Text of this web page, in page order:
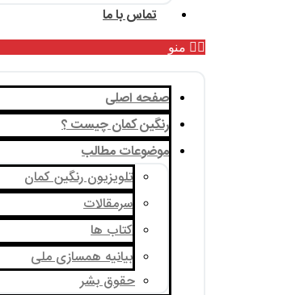
تماس با ما
منو
صفحه اصلی
رنگین کمان چیست ؟
موضوعات مطالب
تلویزیون رنگین کمان
سرمقالات
کتاب ها
بیانیه همسازی ملی
حقوق بشر